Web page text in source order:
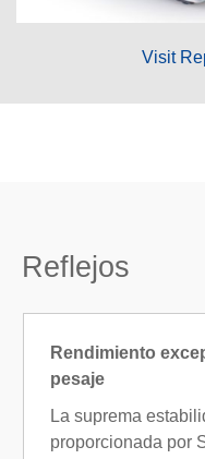
Visit
Reflejos
Rendimiento
pesaje
La suprema
proporcionada por